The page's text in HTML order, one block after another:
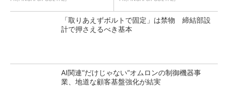
「取りあえずボルトで固定」は禁物 締結部設
計で押さえるべき基本
AI関連“だけじゃない”オムロンの制御機器事
業、地道な顧客基盤強化が結実